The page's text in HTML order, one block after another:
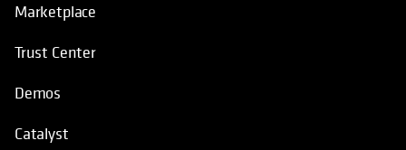
Marketplace
Trust Center
Demos
Catalyst